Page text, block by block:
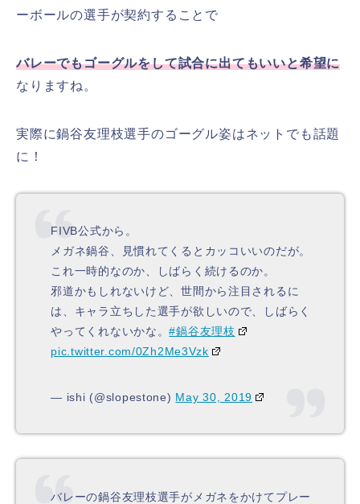
ーボールの選手が契約することで
バレーでもゴーグルをして試合に出てもいいと希望に
なりますね。
実際に鍋谷友理枝選手のゴーグル姿はネットでも話題
に！
FIVB公式から。
メガネ鍋谷、見慣れてくるとカッコいいのだが。
これ一時的なのか、しばらく続けるのか。
邪道かもしれないけど、世間から注目されるに
は、キャラ立ちした選手が欲しいので、しばらく
やってくれないかな。#鍋谷友理枝
pic.twitter.com/0Zh2Me3Vzk
— ishi (@slopestone) May 30, 2019
バレーの鍋谷友理枝選手がメガネをかけてプレー